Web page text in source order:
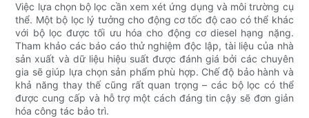
Việc lựa chọn bộ lọc cần xem xét ứng dụng và môi trường cụ
thể. Một bộ lọc lý tưởng cho động cơ tốc độ cao có thể khác
với bộ lọc được tối ưu hóa cho động cơ diesel hạng nặng.
Tham khảo các báo cáo thử nghiệm độc lập, tài liệu của nhà
sản xuất và dữ liệu hiệu suất được đánh giá bởi các chuyên
gia sẽ giúp lựa chọn sản phẩm phù hợp. Chế độ bảo hành và
khả năng thay thế cũng rất quan trọng – các bộ lọc có thể
được cung cấp và hỗ trợ một cách đáng tin cậy sẽ đơn giản
hóa công tác bảo trì.